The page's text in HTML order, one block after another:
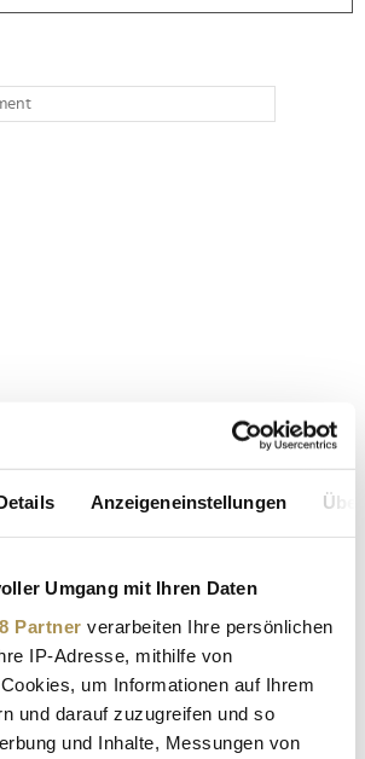
Anzeigeneinstellungen
Umgang mit Ihren Daten
Partner verarbeiten Ihre persönlichen
IP-Adresse, mithilfe von
um Informationen auf Ihrem
und darauf zuzugreifen und so
und Inhalte, Messungen von